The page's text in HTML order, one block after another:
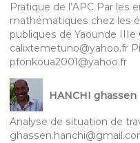
Pratique de l’APC Par
mathématiques chez les
publiques de Yaounde
calixtemetuno@yahoo.fr
pfonkoua2001@yahoo.fr
HANCHI ghassen
Analyse de situation de